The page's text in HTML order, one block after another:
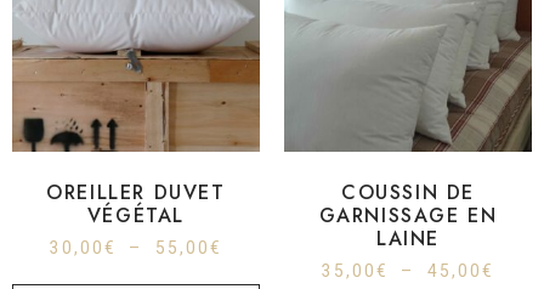
OREILLER DUVET
VÉGÉTAL
30,00€ – 55,00€
COUSSIN DE
GARNISSAGE EN
LAINE
35,00€ – 45,00€